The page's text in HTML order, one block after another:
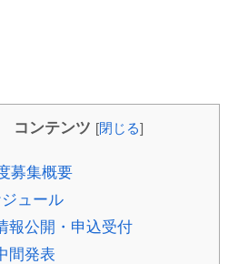
コンテンツ [閉じる]
募集概要
ジュール
報公開・申込受付
間発表